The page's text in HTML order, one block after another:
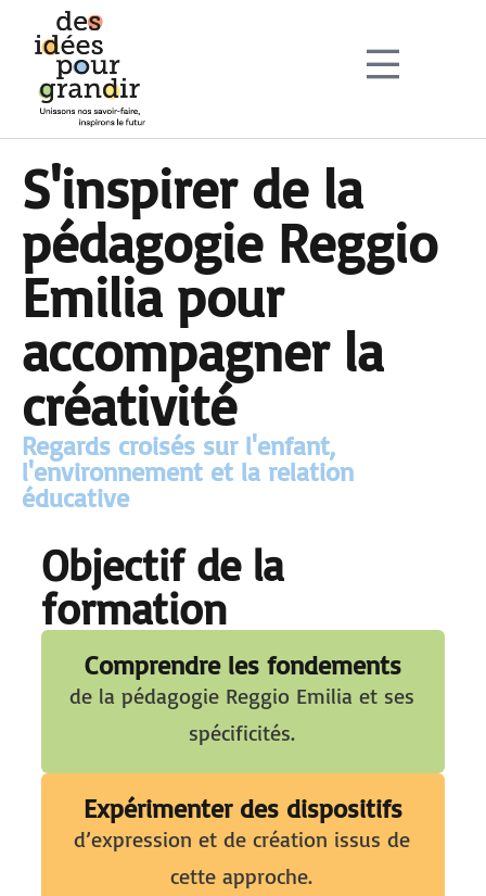
S'inspirer de la
pédagogie Reggio
Emilia pour
accompagner la
créativité
Regards croisés sur l'enfant,
l'environnement et la relation
éducative
Objectif de la
formation
Comprendre les fondements
de la pédagogie Reggio Emilia et ses
spécificités.
Expérimenter des dispositifs
d’expression et de création issus de
cette approche.
Remember me Lost your password?